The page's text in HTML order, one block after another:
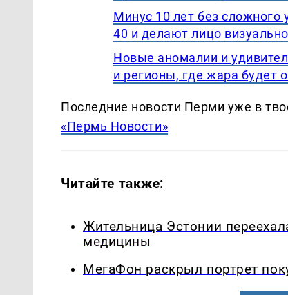
Минус 10 лет без сложного
40 и делают лицо
Новые аномалии и
и регионы, где жара будет
Последние новости Перми уже в
«Пермь Новости»
Читайте также:
Жительница Эстонии
медицины
МегаФон раскрыл портрет